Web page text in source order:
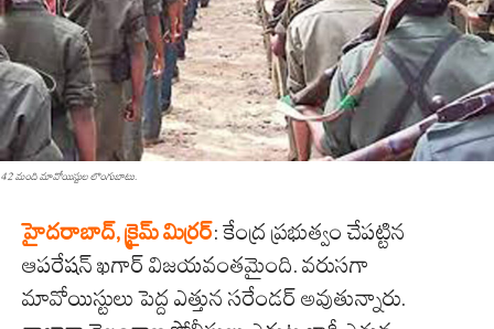
42 మంది మావోయిస్టుల లొంగుబాటు.
హైద‌రాబాద్‌, క్రైమ్ మిర్ర‌ర్: కేంద్ర ప్ర‌భుత్వం చేప‌ట్టిన
ఆప‌రేష‌న్ ఖ‌గార్ విజ‌య‌వంత‌మైంది. వ‌రుస‌గా
మావోయిస్టులు పెద్ద ఎత్తున స‌రేండ‌ర్ అవుతున్నారు.